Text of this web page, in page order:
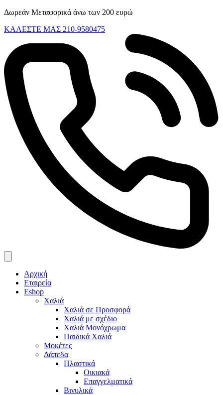
Skip
content
Δωρεάν Μεταφορικά άνω των 200 ευρώ
ΚΑΛΕΣΤΕ ΜΑΣ 210-9580475
Αρχική
Εταιρεία
Eshop
Χαλιά
Χαλιά σε Προσφορά
Χαλιά με σχέδιο
Χαλιά Μονόχρωμα
Παιδικά Χαλιά
Μοκέτες
Δάπεδα
Πλαστικά
Οικιακά
Επαγγελματικά
Βινυλικά